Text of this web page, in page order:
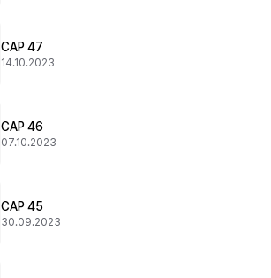
CAP 47
14.10.2023
CAP 46
07.10.2023
CAP 45
30.09.2023